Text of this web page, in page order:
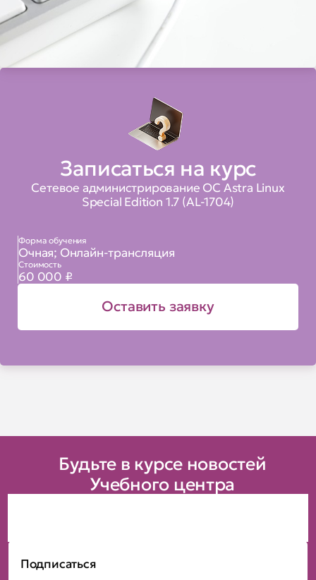
Записаться на курс
Сетевое администрирование ОС Astra Linux
Special Edition 1.7 (AL-1704)
Форма обучения
Очная; Онлайн-трансляция
Стоимость
60 000 ₽
Оставить заявку
Будьте в курсе новостей
Учебного центра